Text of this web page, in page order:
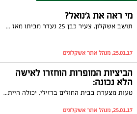
מי ראה את ג'נואל?
תושב אשקלון, צעיר כבן 25 נעדר מביתו מאז שעות הבוקר אתמול. המשטרה פתחה בחיפושים ומבקשת את עזרת הציבור
25.01.17, מנהל אתר אשקלונים
הביציות המופרות הוחזרו לאישה
הלא נכונה:
טעות מצערת בבית החולים ברזילי, יכולה הייתה להסתיים באישה המטופלת בטיפולי פוריות, שהייתה נושאת עוברים שאינם שייכים לה. מבית החולים ברזילי נמסר כי: "חלה לצערנו טעות בהחזרת ביציות מופרות למטופלת הלא מתאימה. הצוות זיהה זאת מיידית וטיפל בהתאם ולאלתר"
25.01.17, מנהל אתר אשקלונים